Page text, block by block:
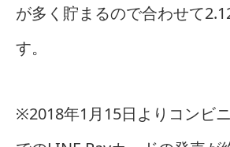
が多く貯まるので合わせて
す。
※2018年1月15日よりコンビ